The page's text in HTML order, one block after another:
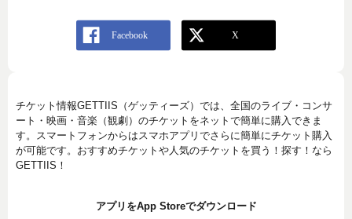
チケット情報GETTIIS（ゲッティーズ）では、全国のライブ・コンサ
ート・映画・音楽（観劇）のチケットをネットで簡単に購入できま
す。スマートフォンからはスマホアプリでさらに簡単にチケット購入
が可能です。おすすめチケットや人気のチケットを買う！探す！なら
GETTIIS！
アプリをApp Storeでダウンロード